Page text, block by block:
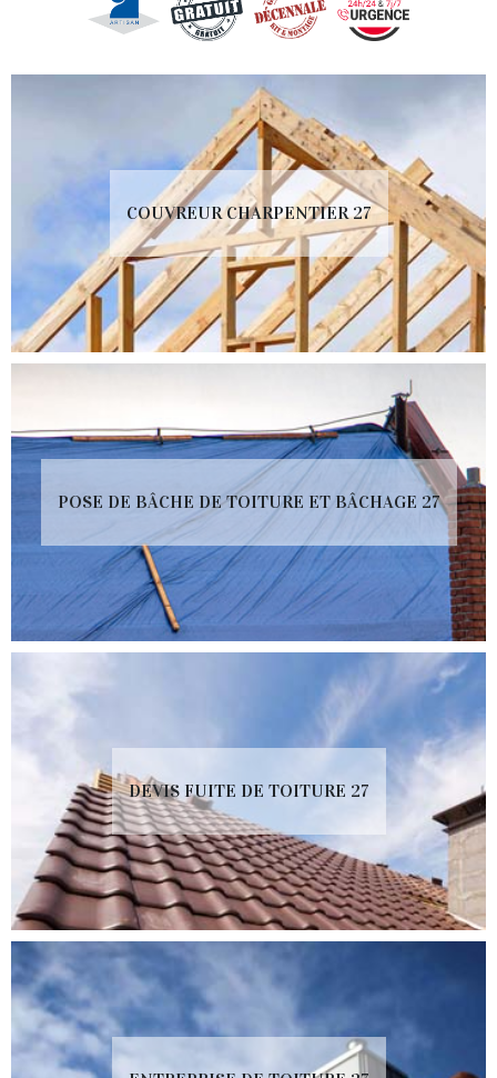
COUVREUR CHARPENTIER 27
POSE DE BÂCHE DE TOITURE ET BÂCHAGE 27
DEVIS FUITE DE TOITURE 27